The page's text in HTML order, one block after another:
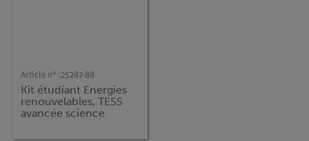
Article n° :25287-88
Kit étudiant Energies
renouvelables, TESS
avancée science